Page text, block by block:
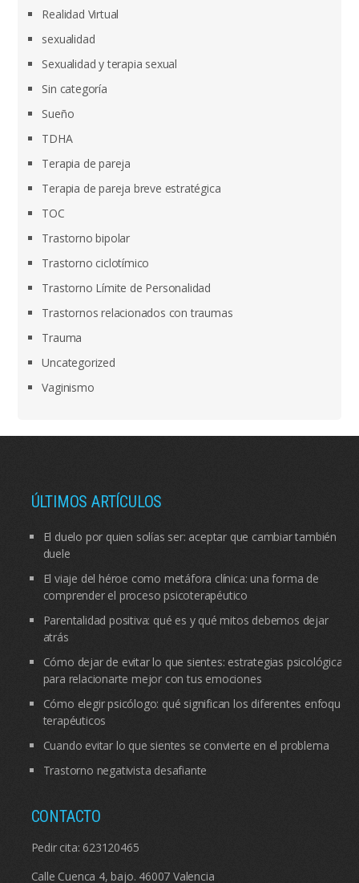
Realidad Virtual
sexualidad
Sexualidad y terapia sexual
Sin categoría
Sueño
TDHA
Terapia de pareja
Terapia de pareja breve estratégica
TOC
Trastorno bipolar
Trastorno ciclotímico
Trastorno Límite de Personalidad
Trastornos relacionados con traumas
Trauma
Uncategorized
Vaginismo
ÚLTIMOS ARTÍCULOS
El duelo por quien solías ser: aceptar que cambiar también
duele
El viaje del héroe como metáfora clínica: una forma de
comprender el proceso psicoterapéutico
Parentalidad positiva: qué es y qué mitos debemos dejar
atrás
Cómo dejar de evitar lo que sientes: estrategias psicológicas
para relacionarte mejor con tus emociones
Cómo elegir psicólogo: qué significan los diferentes enfoques
terapéuticos
Cuando evitar lo que sientes se convierte en el problema
Trastorno negativista desafiante
CONTACTO
Pedir cita: 623120465
Calle Cuenca 4, bajo. 46007 Valencia